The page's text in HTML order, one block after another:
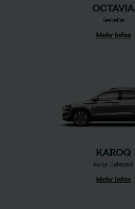
OCTAVIA
Besteller
Mehr Infos
KAROQ
kurze Lieferzeit
Mehr Infos